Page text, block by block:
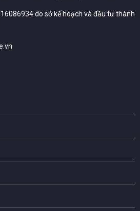
do sở kế hoạch và đầu tư thành